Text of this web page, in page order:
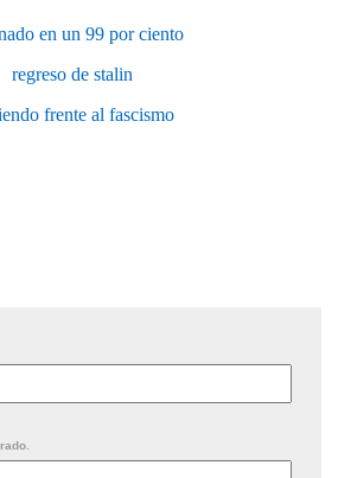
en un 99 por ciento
regreso de stalin
frente al fascismo